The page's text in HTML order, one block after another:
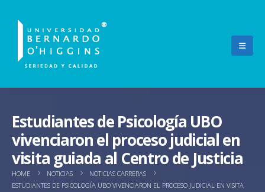
Estudiantes de Psicología UBO
vivenciaron el proceso judicial en
visita guiada al Centro de Justicia
HOME NOTICIAS
NOTICIAS CARRERAS
ESTUDIANTES DE PSICOLOGÍA UBO VIVENCIARON EL PROCESO JUDICIAL EN VISITA